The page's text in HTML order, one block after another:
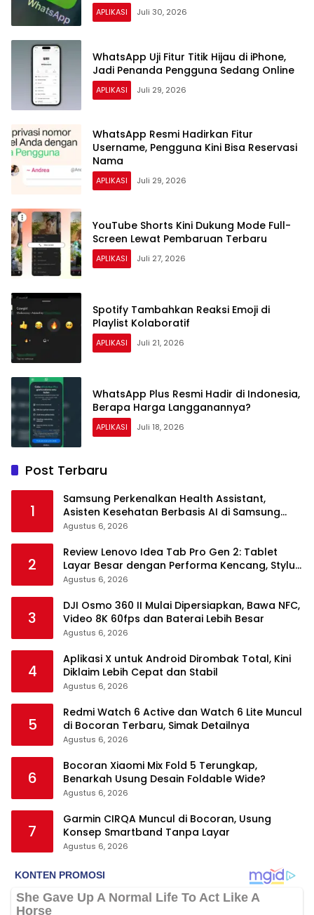
APLIKASI Juli 30, 2026
WhatsApp Uji Fitur Titik Hijau di iPhone,
Jadi Penanda Pengguna Sedang Online
APLIKASI Juli 29, 2026
WhatsApp Resmi Hadirkan Fitur
Username, Pengguna Kini Bisa Reservasi
Nama
APLIKASI Juli 29, 2026
YouTube Shorts Kini Dukung Mode Full-
Screen Lewat Pembaruan Terbaru
APLIKASI Juli 27, 2026
Spotify Tambahkan Reaksi Emoji di
Playlist Kolaboratif
APLIKASI Juli 21, 2026
WhatsApp Plus Resmi Hadir di Indonesia,
Berapa Harga Langganannya?
APLIKASI Juli 18, 2026
Post Terbaru
1
Samsung Perkenalkan Health Assistant,
Asisten Kesehatan Berbasis AI di Samsung
Health
Agustus 6, 2026
2
Review Lenovo Idea Tab Pro Gen 2: Tablet
Layar Besar dengan Performa Kencang, Stylus
dan Keyboard dalam Satu Paket
Agustus 6, 2026
3
DJI Osmo 360 II Mulai Dipersiapkan, Bawa NFC,
Video 8K 60fps dan Baterai Lebih Besar
Agustus 6, 2026
4
Aplikasi X untuk Android Dirombak Total, Kini
Diklaim Lebih Cepat dan Stabil
Agustus 6, 2026
5
Redmi Watch 6 Active dan Watch 6 Lite Muncul
di Bocoran Terbaru, Simak Detailnya
Agustus 6, 2026
6
Bocoran Xiaomi Mix Fold 5 Terungkap,
Benarkah Usung Desain Foldable Wide?
Agustus 6, 2026
7
Garmin CIRQA Muncul di Bocoran, Usung
Konsep Smartband Tanpa Layar
Agustus 6, 2026